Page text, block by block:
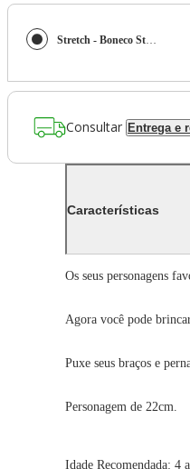
Stretch - Boneco Star Wars Elástico 17Cm - Chewbacca
Consultar Entrega e
Características
Os seus personagens
Agora você pode
Puxe seus braços e
Personagem de 22cm.
Idade Recomendada: 4